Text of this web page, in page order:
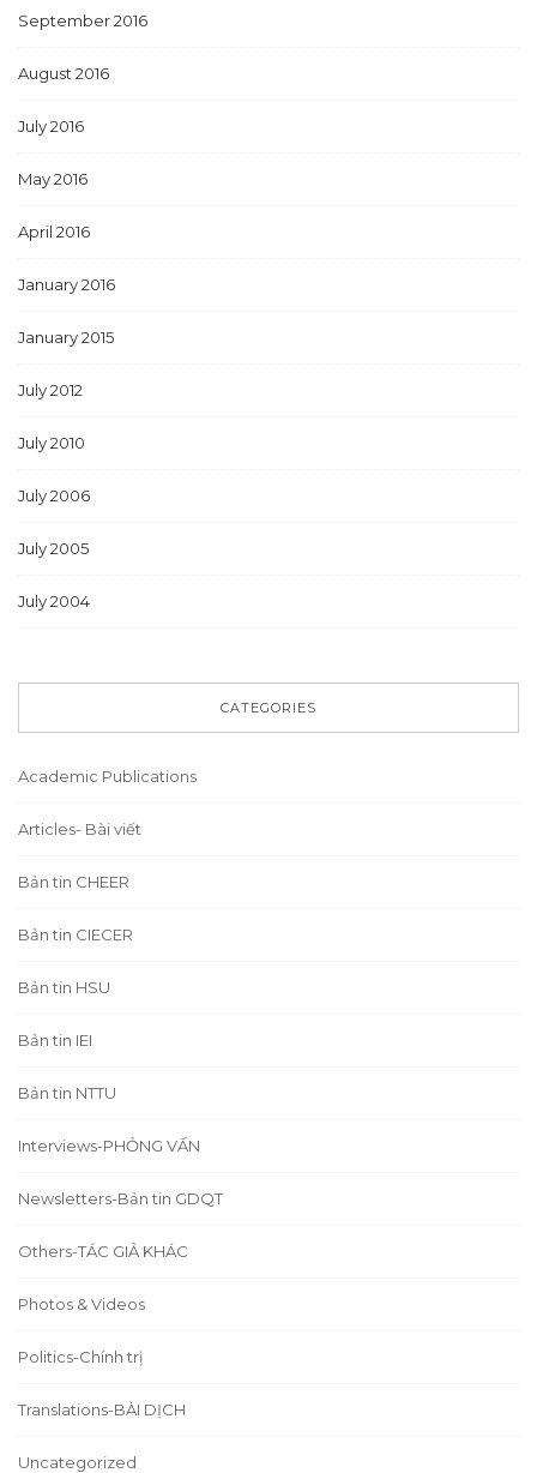
September 2016
August 2016
July 2016
May 2016
April 2016
January 2016
January 2015
July 2012
July 2010
July 2006
July 2005
July 2004
CATEGORIES
Academic Publications
Articles- Bài viết
Bản tin CHEER
Bản tin CIECER
Bản tin HSU
Bản tin IEI
Bản tin NTTU
Interviews-PHỎNG VẤN
Newsletters-Bản tin GDQT
Others-TÁC GIẢ KHÁC
Photos & Videos
Politics-Chính trị
Translations-BÀI DỊCH
Uncategorized